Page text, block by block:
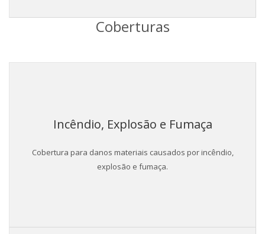
Coberturas
Incêndio, Explosão e Fumaça
Cobertura para danos materiais causados por incêndio,
explosão e fumaça.